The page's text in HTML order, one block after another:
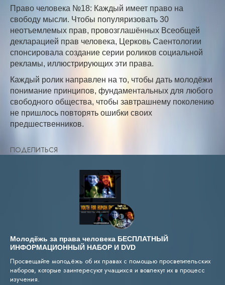
Право человека №18: Каждый имеет право на
свободу мысли. Чтобы популяризовать 30
неотъемлемых прав, провозглашённых Всеобщей
декларацией прав человека, Церковь Саентологии
спонсировала создание серии роликов социальной
рекламы, иллюстрирующих эти права.
Каждый ролик направлен на то, чтобы дать молодёжи
понимание принципов, фундаментальных для любого
свободного общества, чтобы завтрашнему поколению
не пришлось повторять ошибки своих
предшественников.
ПОДЕЛИТЬСЯ
Молодёжь за права человека БЕСПЛАТНЫЙ
ИНФОРМАЦИОННЫЙ НАБОР И DVD
Просвещайте молодёжь об их правах с помощью просветительских
наборов, которые заинтересуют учащихся и вовлекут их в процесс
изучения.